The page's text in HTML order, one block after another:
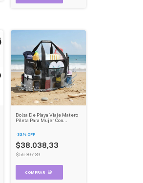
Bolsa De Playa Viaje Matero
Pileta Para Mujer Con
-32% OFF
$38.038,33
$56.307,39